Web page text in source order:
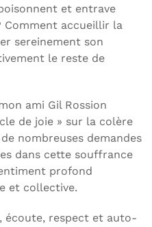
et entrave
accueillir la
sereinement son
le reste de
ami Gil Rossion
de joie » sur la colère
nombreuses demandes
dans cette souffrance
profond
et collective.
écoute, respect et auto-